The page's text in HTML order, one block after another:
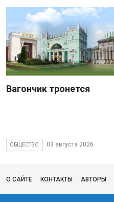
Вагончик тронется
ОБЩЕСТВО 03 августа 2026
О САЙТЕ КОНТАКТЫ АВТОРЫ